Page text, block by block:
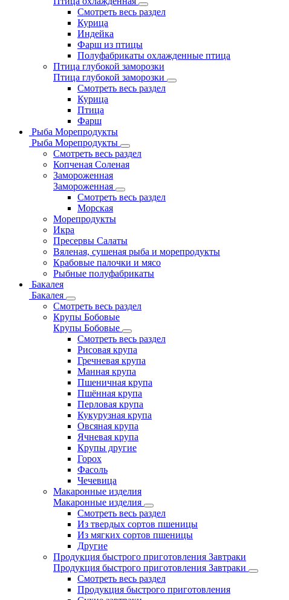
Смотреть весь раздел
Курица
Индейка
Фарш из птицы
Полуфабрикаты охлажденные птица
Птица глубокой заморозки
Птица глубокой заморозки
Смотреть весь раздел
Курица
Птица
Фарш
Рыба Морепродукты
Рыба Морепродукты
Смотреть весь раздел
Копченая Соленая
Замороженная
Замороженная
Смотреть весь раздел
Морская
Морепродукты
Икра
Пресервы Салаты
Вяленая, сушеная рыба и морепродукты
Крабовые палочки и мясо
Рыбные полуфабрикаты
Бакалея
Бакалея
Смотреть весь раздел
Крупы Бобовые
Крупы Бобовые
Смотреть весь раздел
Рисовая крупа
Гречневая крупа
Манная крупа
Пшеничная крупа
Пшённая крупа
Перловая крупа
Кукурузная крупа
Овсяная крупа
Ячневая крупа
Крупы другие
Горох
Фасоль
Чечевица
Макаронные изделия
Макаронные изделия
Смотреть весь раздел
Из твердых сортов пшеницы
Из мягких сортов пшеницы
Другие
Продукция быстрого приготовления Завтраки
Продукция быстрого приготовления Завтраки
Смотреть весь раздел
Продукция быстрого приготовления